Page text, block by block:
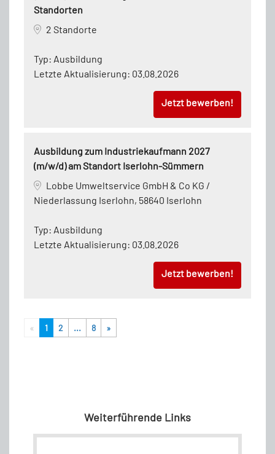
Standorten
2 Standorte
Typ: Ausbildung
Letzte Aktualisierung: 03.08.2026
Jetzt bewerben!
Ausbildung zum Industriekaufmann 2027
(m/w/d) am Standort Iserlohn-Sümmern
Lobbe Umweltservice GmbH & Co KG /
Niederlassung Iserlohn, 58640 Iserlohn
Typ: Ausbildung
Letzte Aktualisierung: 03.08.2026
Jetzt bewerben!
« 1 2 ... 8 »
Weiterführende Links